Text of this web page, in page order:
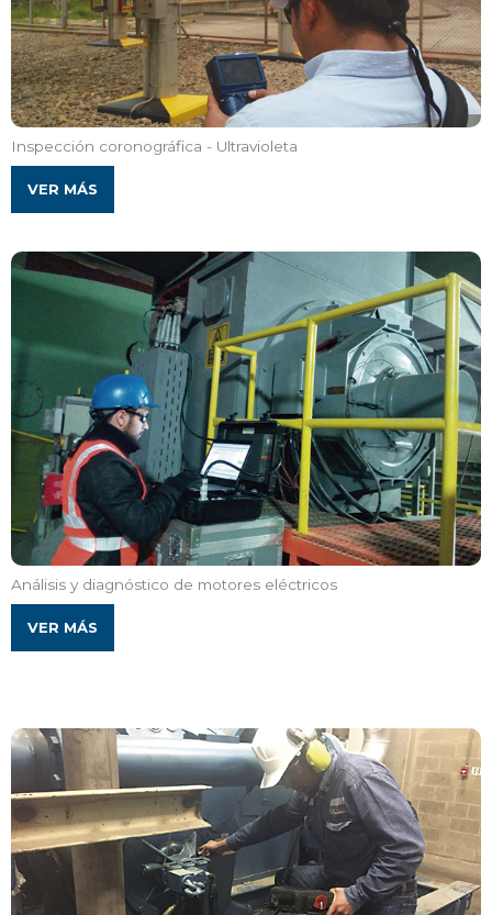
Inspección coronográfica - Ultravioleta
VER MÁS
Análisis y diagnóstico de motores eléctricos
VER MÁS